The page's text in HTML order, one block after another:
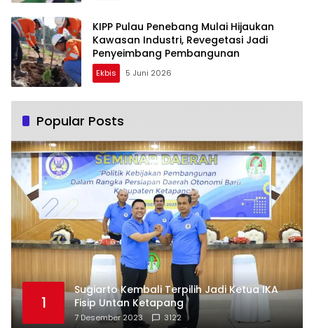
KIPP Pulau Penebang Mulai Hijaukan
Kawasan Industri, Revegetasi Jadi
Penyeimbang Pembangunan
Ekbis 5 Juni 2026
Popular Posts
1
Sugiarto Kembali Terpilih Jadi Ketua IKA
Fisip Untan Ketapang
7 Desember 2023 3122